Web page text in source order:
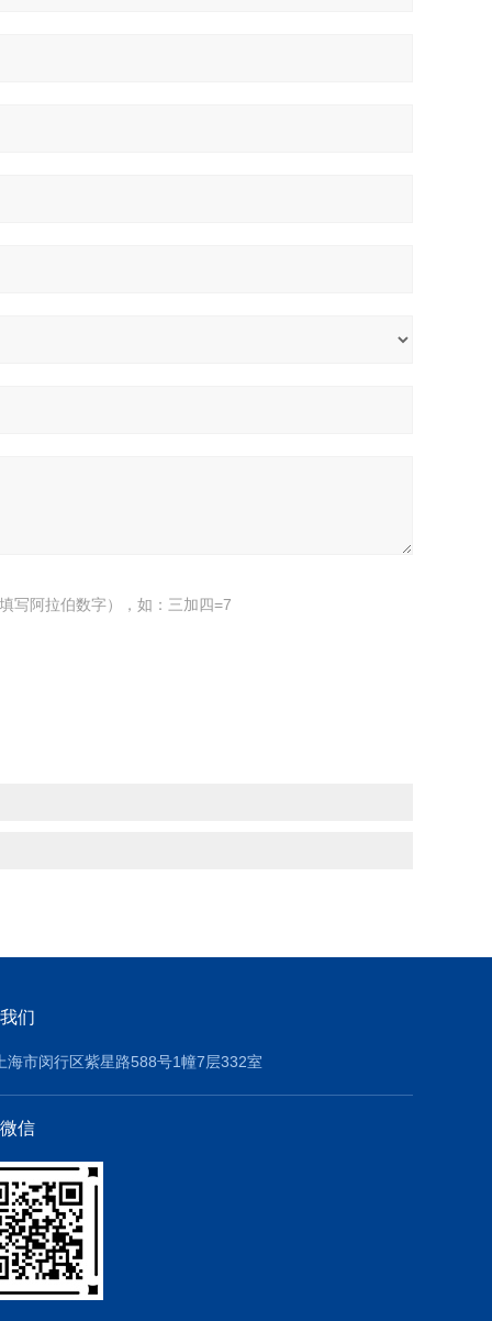
写阿拉伯数字），如：三加四=7
们
上海市闵行区紫星路588号1幢7层332室
信